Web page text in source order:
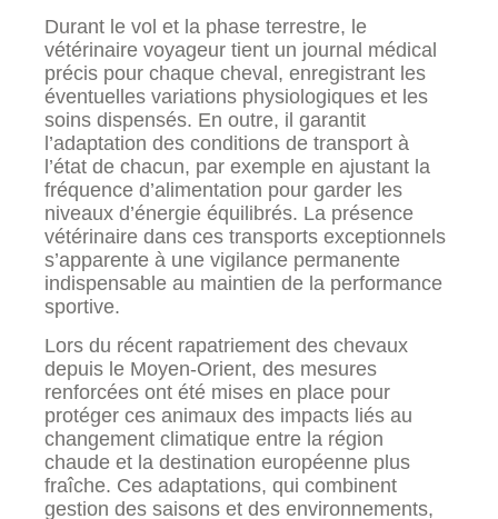
Durant le vol et la phase terrestre, le
vétérinaire voyageur tient un journal médical
précis pour chaque cheval, enregistrant les
éventuelles variations physiologiques et les
soins dispensés. En outre, il garantit
l’adaptation des conditions de transport à
l’état de chacun, par exemple en ajustant la
fréquence d’alimentation pour garder les
niveaux d’énergie équilibrés. La présence
vétérinaire dans ces transports exceptionnels
s’apparente à une vigilance permanente
indispensable au maintien de la performance
sportive.
Lors du récent rapatriement des chevaux
depuis le Moyen-Orient, des mesures
renforcées ont été mises en place pour
protéger ces animaux des impacts liés au
changement climatique entre la région
chaude et la destination européenne plus
fraîche. Ces adaptations, qui combinent
gestion des saisons et des environnements,